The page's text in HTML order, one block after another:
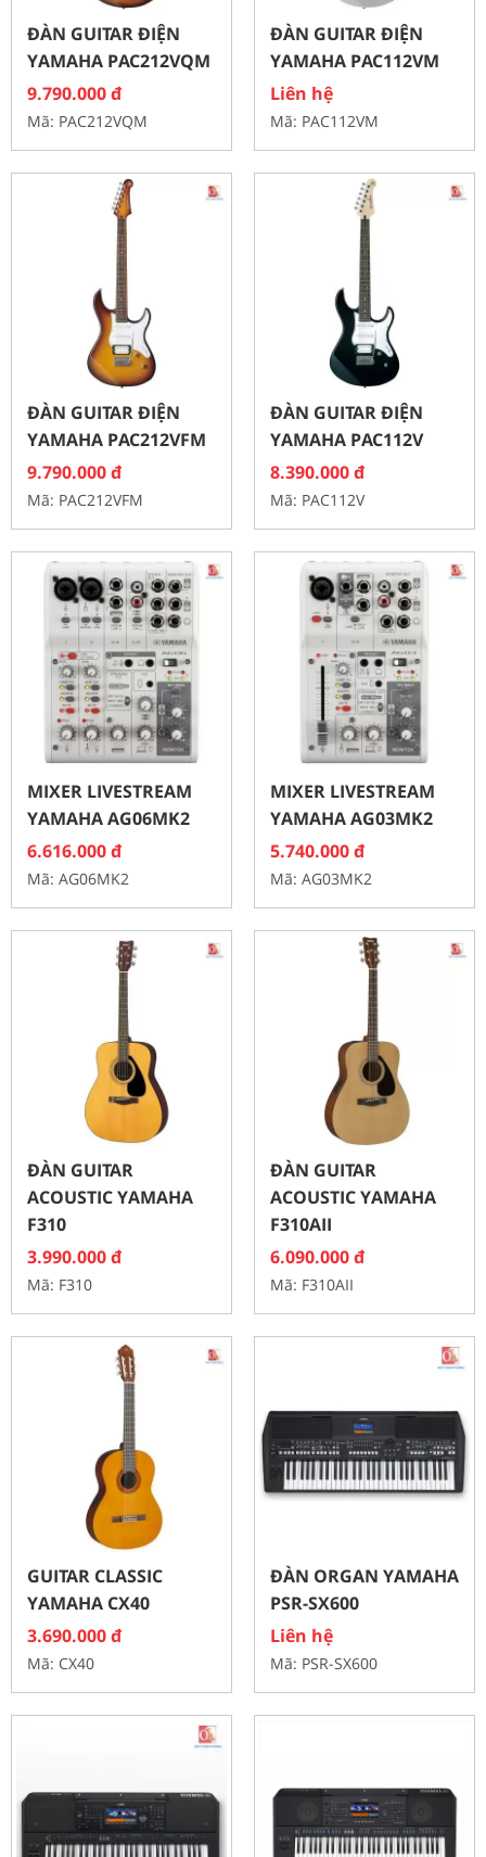
ĐÀN GUITAR ĐIỆN
YAMAHA PAC212VQM
9.790.000đ
Mã: PAC212VQM
ĐÀN GUITAR ĐIỆN
YAMAHA PAC112VM
Liên hệ
Mã: PAC112VM
ĐÀN GUITAR ĐIỆN
YAMAHA PAC212VFM
9.790.000đ
Mã: PAC212VFM
ĐÀN GUITAR ĐIỆN
YAMAHA PAC112V
8.390.000đ
Mã: PAC112V
MIXER LIVESTREAM
YAMAHA AG06MK2
6.616.000đ
Mã: AG06MK2
MIXER LIVESTREAM
YAMAHA AG03MK2
5.740.000đ
Mã: AG03MK2
ĐÀN GUITAR
ACOUSTIC YAMAHA
F310
3.990.000đ
Mã: F310
ĐÀN GUITAR
ACOUSTIC YAMAHA
F310AII
6.090.000đ
Mã: F310AII
GUITAR CLASSIC
YAMAHA CX40
3.690.000đ
Mã: CX40
ĐÀN ORGAN YAMAHA
PSR-SX600
Liên hệ
Mã: PSR-SX600